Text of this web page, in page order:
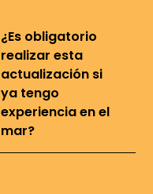
¿Es obligatorio
realizar esta
actualización si
ya tengo
experiencia en el
mar?